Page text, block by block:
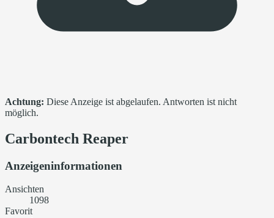
Achtung: Diese Anzeige ist abgelaufen. Antworten ist nicht
möglich.
Carbontech Reaper
Anzeigeninformationen
Ansichten
1098
Favorit